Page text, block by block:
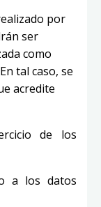
por
ser
como
tal caso, se
acredite
de los
a los datos